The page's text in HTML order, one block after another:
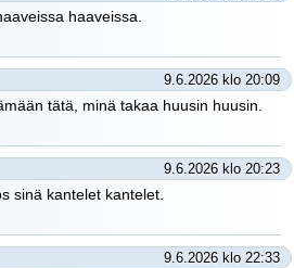
haaveissa.
9.6.2026 klo 20:09
tätä, minä takaa huusin huusin.
9.6.2026 klo 20:23
sinä kantelet kantelet.
9.6.2026 klo 22:33